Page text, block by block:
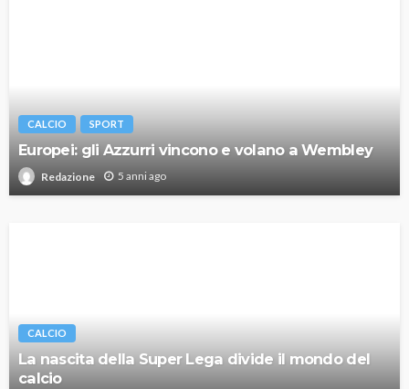
CALCIO SPORT
Europei: gli Azzurri vincono e volano a Wembley
Redazione 5 anni ago
CALCIO
La nascita della Super Lega divide il mondo del
calcio